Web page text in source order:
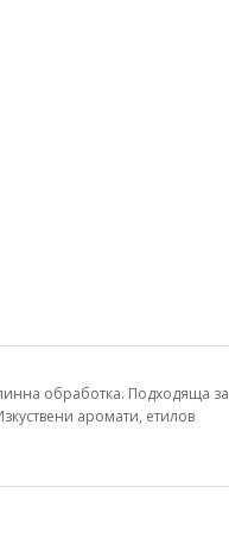
обработка. Подходяща за
аромати, етилов